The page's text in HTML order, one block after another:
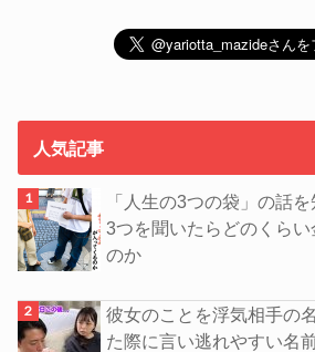
人気記事
「人生の3つの袋」の話
3つを聞いたらどのくら
のか
彼女のことを浮気相手の
た際に言い逃れやすい名